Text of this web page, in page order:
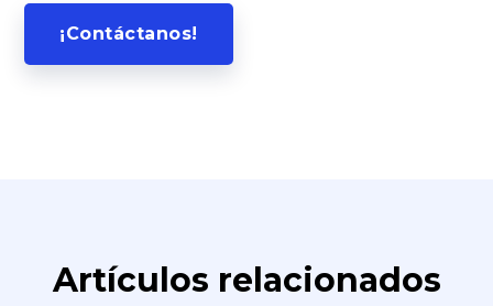
¡Contáctanos!
Artículos relacionados